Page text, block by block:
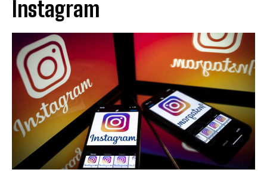
Instagram